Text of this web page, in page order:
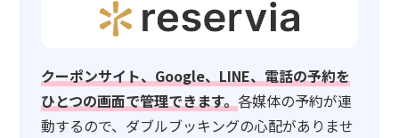
クーポンサイト、Google、LINE、電話の予約を
ひとつの画面で管理できます。各媒体の予約が連
動するので、ダブルブッキングの心配がありませ